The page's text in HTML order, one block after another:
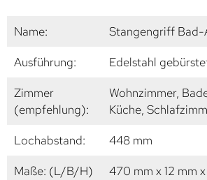
Name:
Stangengriff Bad-
Ausführung:
Edelstahl
Zimmer
(empfehlung):
Wohnzimmer,
Küche,
Lochabstand:
448 mm
Maße: (L/B/H)
470 mm x 12 mm